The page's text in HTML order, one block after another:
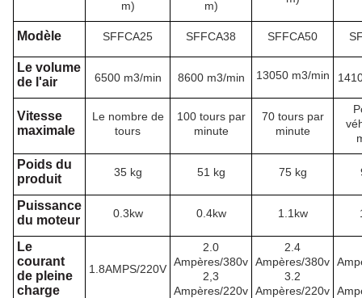
m) m)
Modèle SFFCA25 SFFCA38 SFFCA50
Le volume
de l'air
6500 m3/min 8600 m3/min 13050 m3/min
Vitesse
maximale
Le nombre de
tours
100 tours par
minute
70 tours par
minute
Poids du
produit
35 kg 51 kg 75 kg
Puissance
du moteur
0.3kw 0.4kw 1.1kw
Le
courant
de pleine
charge
1.8AMPS/220V
2.0
Ampères/380v
2,3
Ampères/220v
2.4
Ampères/380v
3.2
Ampères/220v